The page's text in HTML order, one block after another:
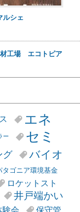
ルシェ
材工場 エコトピア
エネ
ー
セミ
グ
バイオ
タゴニア環境基金
ロケットスト
井戸端かい